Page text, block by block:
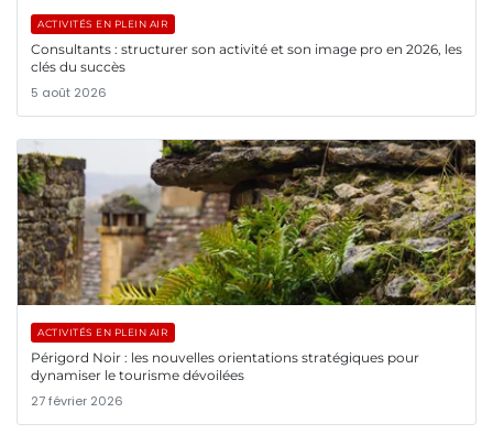
ACTIVITÉS EN PLEIN AIR
Consultants : structurer son activité et son image pro en 2026, les
clés du succès
5 août 2026
ACTIVITÉS EN PLEIN AIR
Périgord Noir : les nouvelles orientations stratégiques pour
dynamiser le tourisme dévoilées
27 février 2026